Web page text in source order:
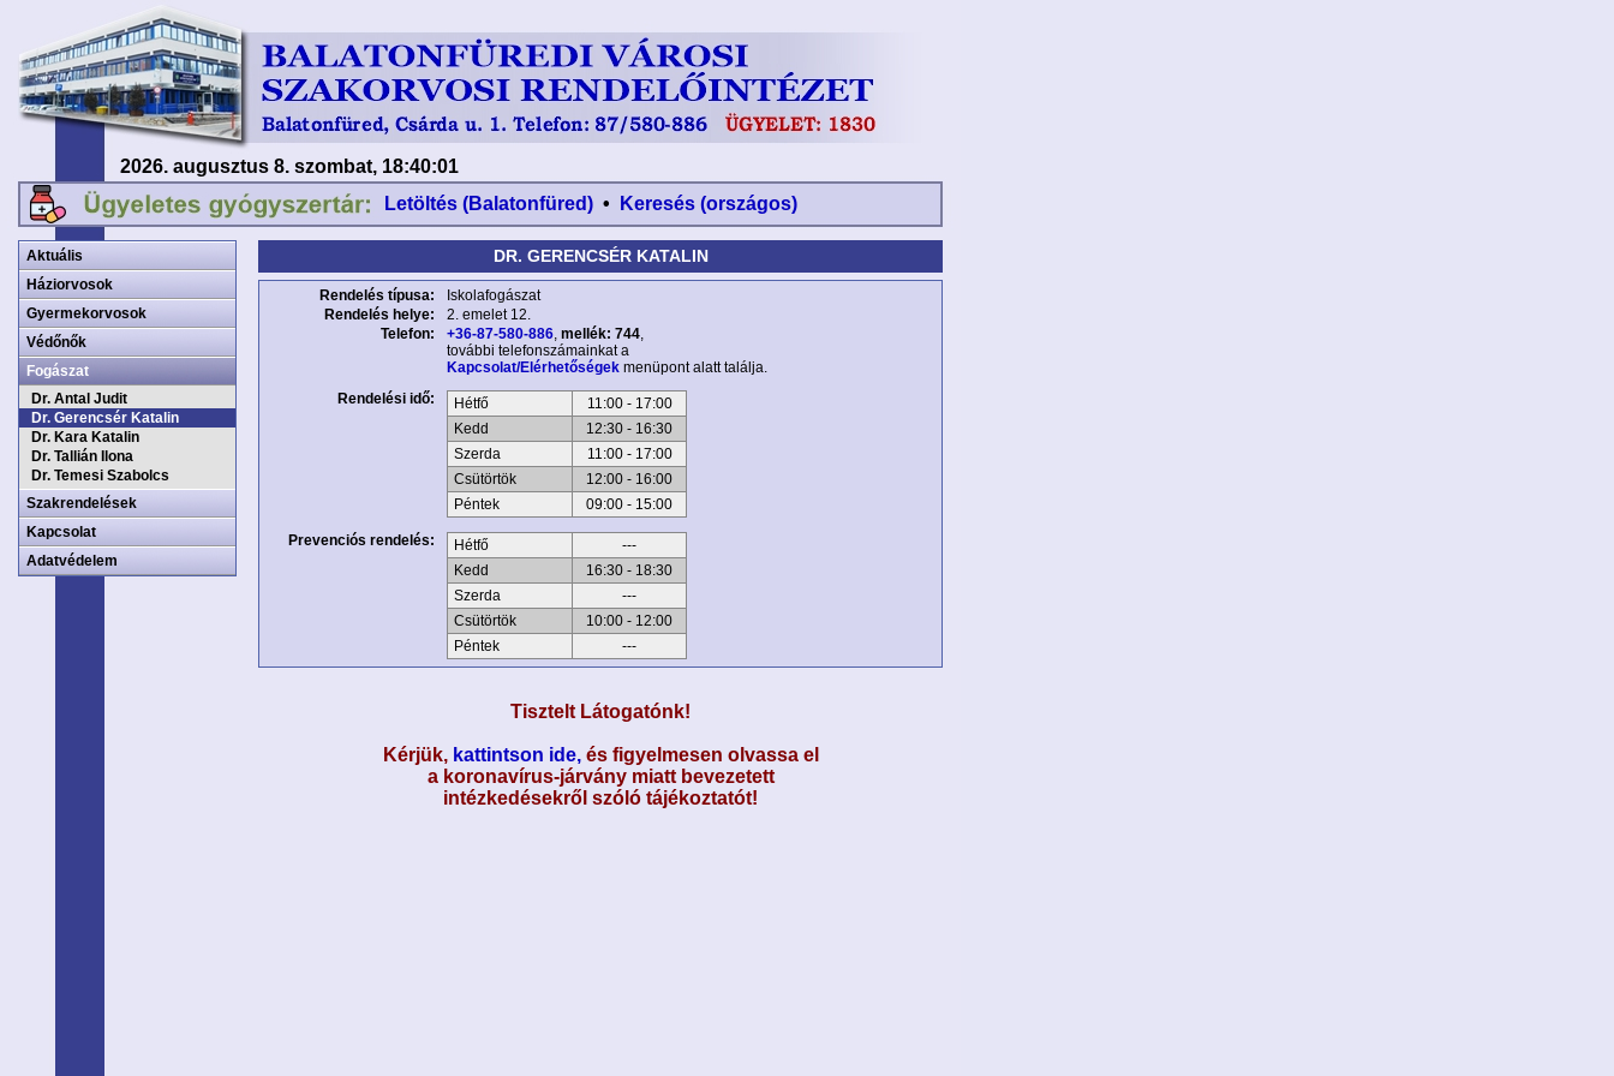
2026. augusztus 8. szombat, 18:40:01
Letöltés (Balatonfüred) • Keresés (országos)
Aktuális
Háziorvosok
Gyermekorvosok
Védőnők
Fogászat
Dr. Antal Judit
Dr. Gerencsér Katalin
Dr. Kara Katalin
Dr. Tallián Ilona
Dr. Temesi Szabolcs
Szakrendelések
Kapcsolat
Adatvédelem
DR. GERENCSÉR KATALIN
Rendelés típusa:
Iskolafogászat
Rendelés helye:
2. emelet 12.
Telefon:
+36-87-580-886, mellék: 744,
további telefonszámainkat a
Kapcsolat/Elérhetőségek menüpont alatt találja.
Rendelési idő:
Hétfő
11:00 - 17:00
Kedd
12:30 - 16:30
Szerda
11:00 - 17:00
Csütörtök
12:00 - 16:00
Péntek
09:00 - 15:00
Prevenciós rendelés: Hétfő
---
Kedd
16:30 - 18:30
Szerda
---
Csütörtök
10:00 - 12:00
Péntek
---
Tisztelt Látogatónk!
Kérjük, kattintson ide,és figyelmesen olvassa el
a koronavírus-járvány miatt bevezetett
intézkedésekről szóló tájékoztatót!